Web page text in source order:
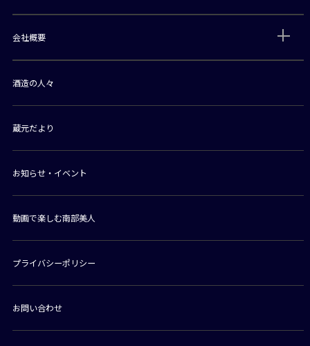
会社概要
酒造の人々
蔵元だより
お知らせ・イベント
動画で楽しむ南部美人
プライバシーポリシー
お問い合わせ